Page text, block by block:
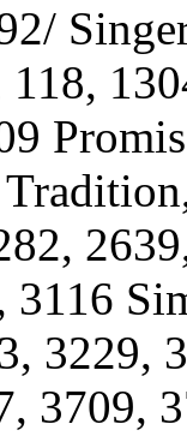
3116
3229,
3709,